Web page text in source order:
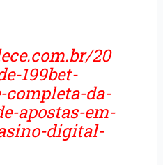
20
199bet-
da-
apostas-em-
digital-